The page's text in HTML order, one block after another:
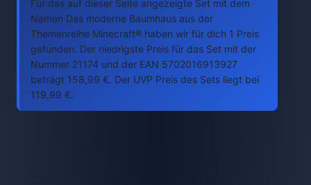
Für das auf dieser Seite angezeigte Set mit dem
Namen Das moderne Baumhaus aus der
Themenreihe Minecraft® haben wir für dich 1 Preis
gefunden. Der niedrigste Preis für das Set mit der
Nummer 21174 und der EAN 5702016913927
beträgt 158,99 €. Der UVP Preis des Sets liegt bei
119,99 €.